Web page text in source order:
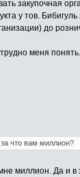
закупочная
у тов.
до
меня понять.
что вам миллион?
миллион. Да и